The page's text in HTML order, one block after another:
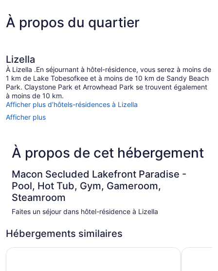
À propos du quartier
Lizella
À Lizella .En séjournant à hôtel-résidence, vous serez à moins de
1 km de Lake Tobesofkee et à moins de 10 km de Sandy Beach
Park. Claystone Park et Arrowhead Park se trouvent également
à moins de 10 km.
Afficher plus d’hôtels-résidences à Lizella
Afficher plus
À propos de cet hébergement
Macon Secluded Lakefront Paradise -
Pool, Hot Tub, Gym, Gameroom,
Steamroom
Faites un séjour dans hôtel-résidence à Lizella
Hébergements similaires
7BR Lakefront Haven Pool Hot Tub Gated 4acres1 Mi to